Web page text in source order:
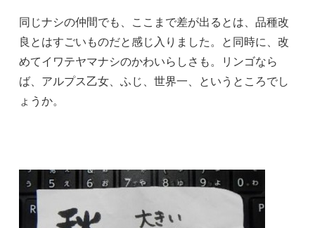
同じナシの仲間でも、ここまで差が出るとは、品種改
良とはすごいものだと感じ入りました。と同時に、改
めてイワテヤマナシのかわいらしさも。リンゴなら
ば、アルプス乙女、ふじ、世界一、というところでし
ょうか。